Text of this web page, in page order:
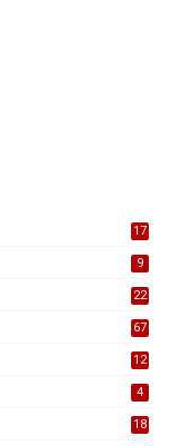
17
9
22
67
12
4
18